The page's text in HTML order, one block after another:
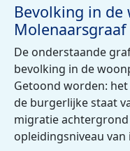
Bevolking in de
Molenaarsgraaf
De onderstaande
bevolking in de
Getoond worden:
de burgerlijke staat
migratie
opleidingsniveau van